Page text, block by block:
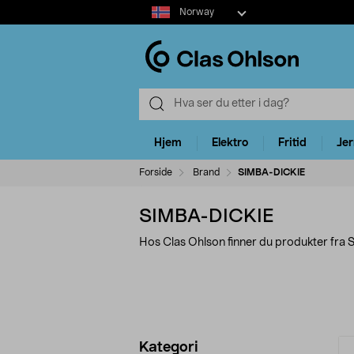
Select
market
Norway
Hjem Elektro Fritid
Forside Brand SIMBA-DICKIE
SIMBA-DICKIE
Hos Clas Ohlson finner du produkter fra
Avgrens
Kategori